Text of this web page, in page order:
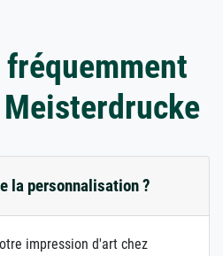
la personnalisation ?
impression d'art chez